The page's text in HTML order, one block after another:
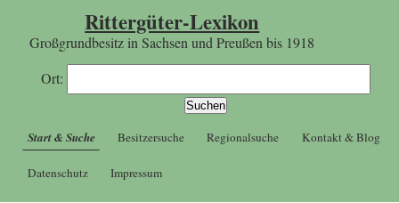
Rittergüter-Lexikon
Großgrundbesitz in Sachsen und Preußen bis 1918
Ort:
Start & Suche Besitzersuche Regionalsuche Kontakt & Blog
Datenschutz Impressum